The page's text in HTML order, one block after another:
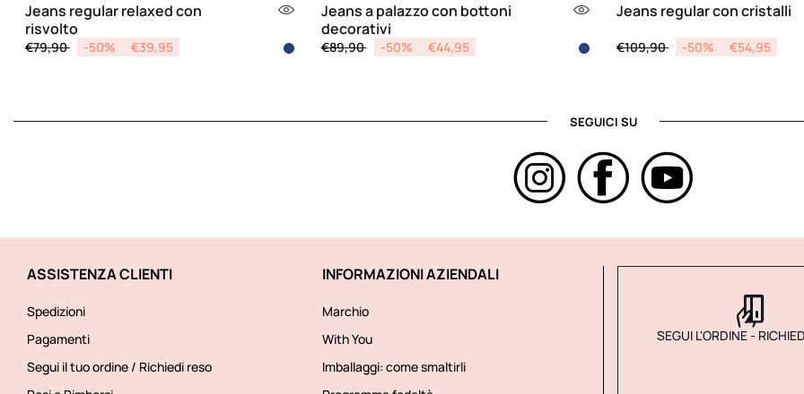
Jeans regular relaxed con
risvolto
Price reduced from
€79,90to -50% €39,95
Jeans a palazzo con bottoni
decorativi
Price reduced from
€89,90to -50% €44,95
Jeans regular con cristalli
Price reduced from
€109,90to -50% €54,95
SEGUICI SU
ASSISTENZA CLIENTI
Spedizioni
Pagamenti
Segui il tuo ordine / Richiedi reso
INFORMAZIONI AZIENDALI
Marchio
With You
Imballaggi: come smaltirli
SEGUI L'ORDINE -